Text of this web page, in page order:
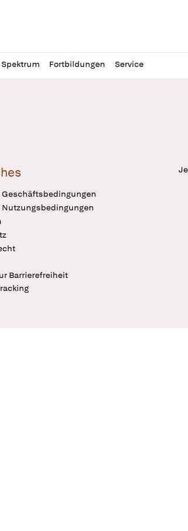
Spektrum Fortbildungen Service
Geschäftsbedingungen
Nutzungsbedingungen
Barrierefreiheit